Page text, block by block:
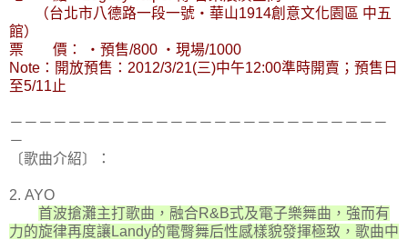
（台北市八德路一段一號‧華山1914創意文化園區 中五
館）
票 價： ‧預售/800 ‧現場/1000
Note：開放預售：2012/3/21(三)中午12:00準時開賣；預售日
至5/11止
－－－－－－－－－－－－－－－－－－－－－－－－－－
－
〔歌曲介紹〕：
2. AYO
首波搶灘主打歌曲，融合R&B式及電子樂舞曲，強而有
力的旋律再度讓Landy的電臀舞后性感樣貌發揮極致，歌曲中